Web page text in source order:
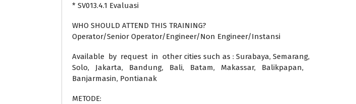
* SV013.4.1 Evaluasi
WHO SHOULD ATTEND THIS TRAINING?
Operator/Senior Operator/Engineer/Non Engineer/Instansi
Available by request in other cities such as : Surabaya, Semarang,
Solo, Jakarta, Bandung, Bali, Batam, Makassar, Balikpapan,
Banjarmasin, Pontianak
METODE: